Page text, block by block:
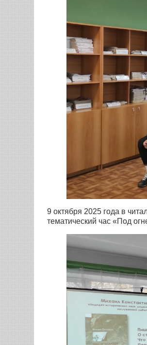
9 октября 2025 года в
тематический час «Под